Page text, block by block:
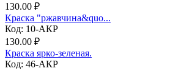
130.00 ₽
Краска "ржавчина&quo...
Код: 10-АКР
130.00 ₽
Краска ярко-зеленая.
Код: 46-АКР